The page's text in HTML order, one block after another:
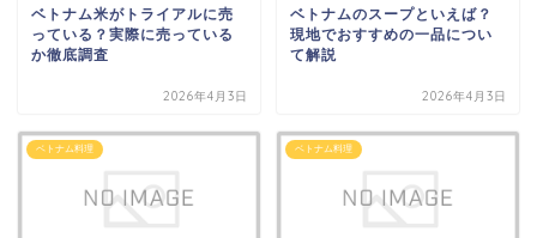
ベトナム米がトライアルに売
っている？実際に売っている
か徹底調査
2026年4月3日
ベトナムのスープといえば？
現地でおすすめの一品につい
て解説
2026年4月3日
ベトナム料理 ベトナム料理